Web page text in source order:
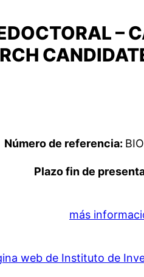
–
Número de referencia:
Plazo fin de
más
web de Instituto de